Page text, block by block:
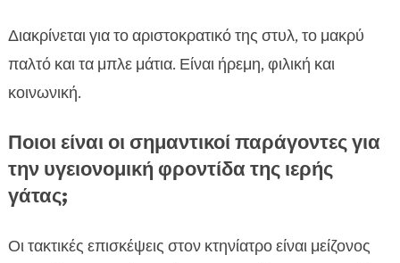
Διακρίνεται για το αριστοκρατικό της στυλ, το μακρύ
παλτό και τα μπλε μάτια. Είναι ήρεμη, φιλική και
κοινωνική.
Ποιοι είναι οι σημαντικοί παράγοντες για
την υγειονομική φροντίδα της ιερής
γάτας;
Οι τακτικές επισκέψεις στον κτηνίατρο είναι μείζονος